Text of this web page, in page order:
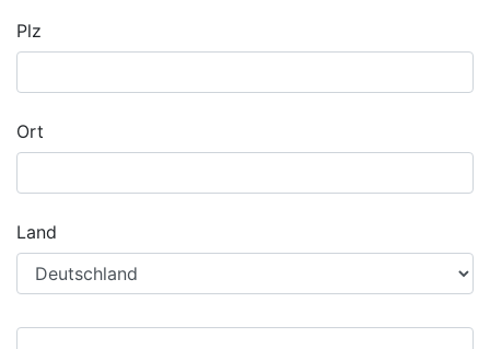
Plz
Ort
Land